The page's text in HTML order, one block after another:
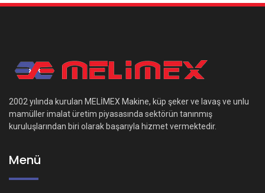
2002 yılında kurulan MELİMEX Makine, küp şeker ve lavaş ve unlu
mamüller imalat üretim piyasasında sektörün tanınmış
kuruluşlarından biri olarak başarıyla hizmet vermektedir.
Menü